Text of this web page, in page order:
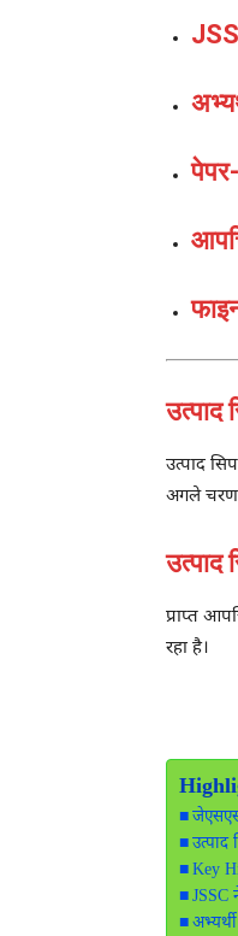
उत्पाद
उत्पाद
अगले चरण
उत्पाद
प्राप्त
रहा है।
Key
JSSC